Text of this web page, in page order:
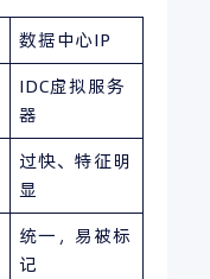
数据中心IP
IDC虚拟服务
器
过快、特征明
显
统一，易被标
记